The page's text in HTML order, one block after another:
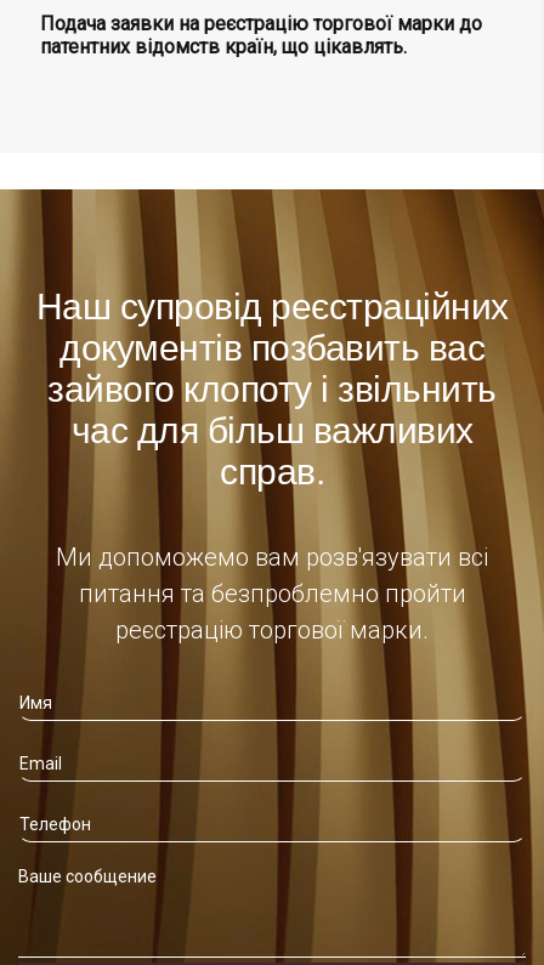
Подача заявки на реєстрацію торгової марки до
патентних відомств країн, що цікавлять.
Наш супровід реєстраційних
документів позбавить вас
зайвого клопоту і звільнить
час для більш важливих
справ.
Ми допоможемо вам розв'язувати всі
питання та безпроблемно пройти
реєстрацію торгової марки.